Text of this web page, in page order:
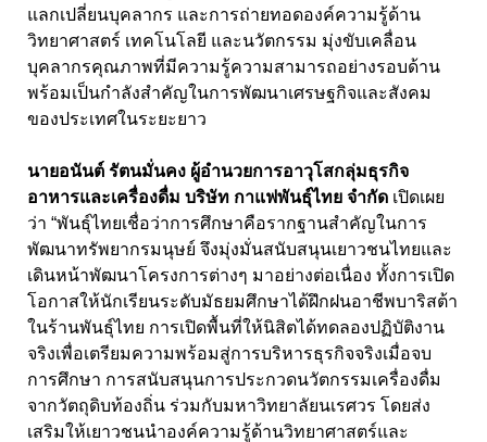
แลกเปลี่ยนบุคลากร และการถ่ายทอดองค์ความรู้ด้าน
วิทยาศาสตร์ เทคโนโลยี และนวัตกรรม มุ่งขับเคลื่อน
บุคลากรคุณภาพที่มีความรู้ความสามารถอย่างรอบด้าน
พร้อมเป็นกำลังสำคัญในการพัฒนาเศรษฐกิจและสังคม
ของประเทศในระยะยาว
นายอนันต์ รัตนมั่นคง ผู้อำนวยการอาวุโสกลุ่มธุรกิจ
อาหารและเครื่องดื่ม บริษัท กาแฟพันธุ์ไทย จำกัด เปิดเผย
ว่า “พันธุ์ไทยเชื่อว่าการศึกษาคือรากฐานสำคัญในการ
พัฒนาทรัพยากรมนุษย์ จึงมุ่งมั่นสนับสนุนเยาวชนไทยและ
เดินหน้าพัฒนาโครงการต่างๆ มาอย่างต่อเนื่อง ทั้งการเปิด
โอกาสให้นักเรียนระดับมัธยมศึกษาได้ฝึกฝนอาชีพบาริสต้า
ในร้านพันธุ์ไทย การเปิดพื้นที่ให้นิสิตได้ทดลองปฏิบัติงาน
จริงเพื่อเตรียมความพร้อมสู่การบริหารธุรกิจจริงเมื่อจบ
การศึกษา การสนับสนุนการประกวดนวัตกรรมเครื่องดื่ม
จากวัตถุดิบท้องถิ่น ร่วมกับมหาวิทยาลัยนเรศวร โดยส่ง
เสริมให้เยาวชนนำองค์ความรู้ด้านวิทยาศาสตร์และ